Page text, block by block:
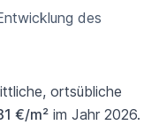
des
ortsübliche
€/m² im Jahr 2026.